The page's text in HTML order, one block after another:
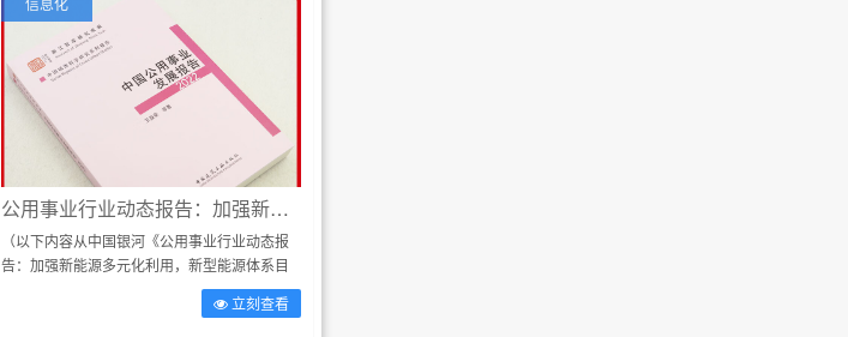
公用事业行业动态报告：加强新能源多元化利用，新型能源体系目标细化
（以下内容从中国银河《公用事业行业动态报
告：加强新能源多元化利用，新型能源体系目
标细化》研报附件原文摘录）摘要：“十五五”重
点培育绿氢、算电协同等新能源多元...立刻查看